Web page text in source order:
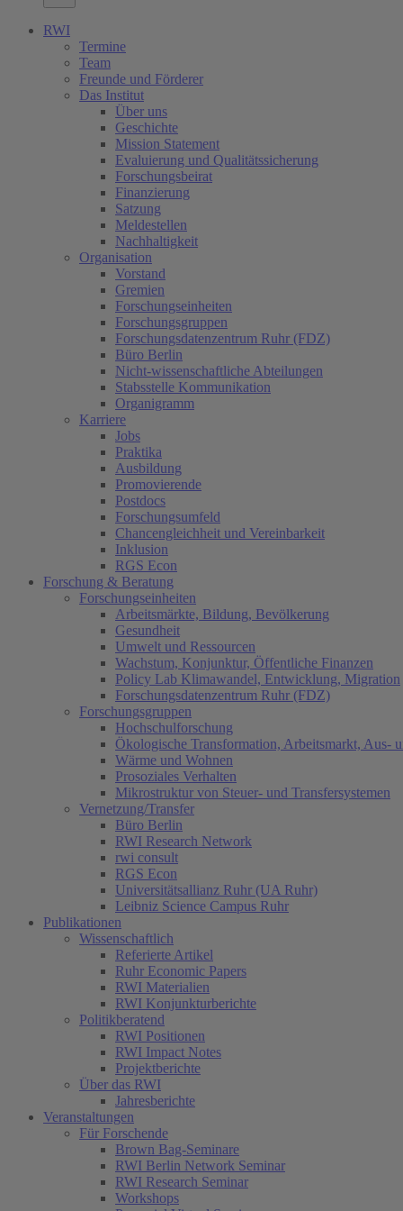
RWI
Termine
Team
Freunde und Förderer
Das Institut
Über uns
Geschichte
Mission Statement
Evaluierung und Qualitätssicherung
Forschungsbeirat
Finanzierung
Satzung
Meldestellen
Nachhaltigkeit
Organisation
Vorstand
Gremien
Forschungseinheiten
Forschungsgruppen
Forschungsdatenzentrum Ruhr (FDZ)
Büro Berlin
Nicht-wissenschaftliche Abteilungen
Stabsstelle Kommunikation
Organigramm
Karriere
Jobs
Praktika
Ausbildung
Promovierende
Postdocs
Forschungsumfeld
Chancengleichheit und Vereinbarkeit
Inklusion
RGS Econ
Forschung & Beratung
Forschungseinheiten
Arbeitsmärkte, Bildung, Bevölkerung
Gesundheit
Umwelt und Ressourcen
Wachstum, Konjunktur, Öffentliche Finanzen
Policy Lab Klimawandel, Entwicklung, Migration
Forschungsdatenzentrum Ruhr (FDZ)
Forschungsgruppen
Hochschulforschung
Ökologische Transformation, Arbeitsmarkt, Aus-
Wärme und Wohnen
Prosoziales Verhalten
Mikrostruktur von Steuer- und Transfersystemen
Vernetzung/Transfer
Büro Berlin
RWI Research Network
rwi consult
RGS Econ
Universitätsallianz Ruhr (UA Ruhr)
Leibniz Science Campus Ruhr
Publikationen
Wissenschaftlich
Referierte Artikel
Ruhr Economic Papers
RWI Materialien
RWI Konjunkturberichte
Politikberatend
RWI Positionen
RWI Impact Notes
Projektberichte
Über das RWI
Jahresberichte
Veranstaltungen
Für Forschende
Brown Bag-Seminare
RWI Berlin Network Seminar
RWI Research Seminar
Workshops